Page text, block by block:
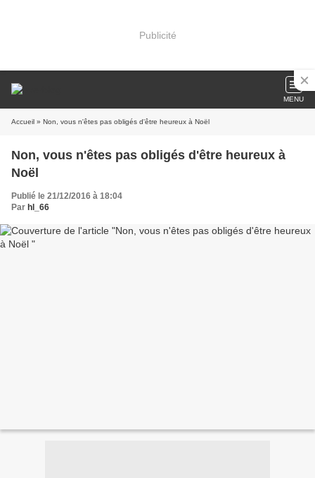
Publicité
MENU
Accueil » Non, vous n'êtes pas obligés d'être heureux à Noël
Non, vous n'êtes pas obligés d'être heureux à
Noël
Publié le 21/12/2016 à 18:04
Par hl_66